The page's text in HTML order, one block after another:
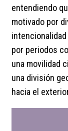
entendiendo
motivado por
por periodos
una movilidad
una división
hacia el